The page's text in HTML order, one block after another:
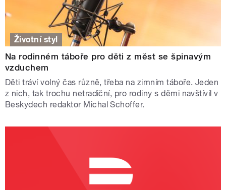
Životní styl
Na rodinném táboře pro děti z měst se špinavým
vzduchem
Děti tráví volný čas různě, třeba na zimním táboře. Jeden
z nich, tak trochu netradiční, pro rodiny s děmi navštívil v
Beskydech redaktor Michal Schoffer.